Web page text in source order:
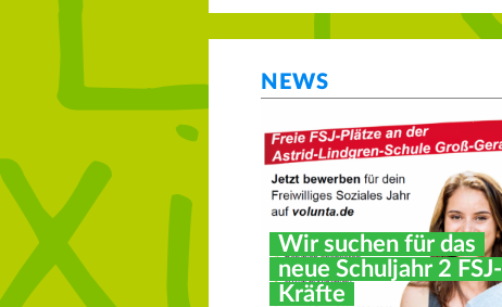
NEWS
Wir suchen für das
neue Schuljahr 2 FSJ-
Kräfte